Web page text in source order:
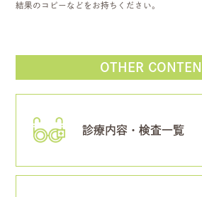
結果のコピーなどをお持ちください。
OTHER
診療内容・検査一覧